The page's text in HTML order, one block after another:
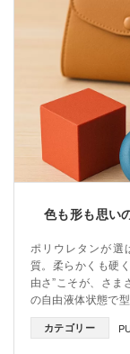
色も形も思い
ポリウレタンが選
質。柔らかくも硬
由さ”こそが、さ
の自由液体状態で
カテゴリー PU